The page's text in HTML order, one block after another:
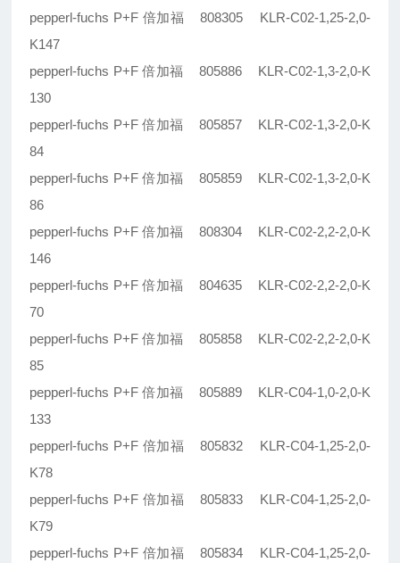
pepperl-fuchs P+F 倍加福 808305 KLR-C02-1,25-2,0-
K147
pepperl-fuchs P+F 倍加福 805886 KLR-C02-1,3-2,0-K
130
pepperl-fuchs P+F 倍加福 805857 KLR-C02-1,3-2,0-K
84
pepperl-fuchs P+F 倍加福 805859 KLR-C02-1,3-2,0-K
86
pepperl-fuchs P+F 倍加福 808304 KLR-C02-2,2-2,0-K
146
pepperl-fuchs P+F 倍加福 804635 KLR-C02-2,2-2,0-K
70
pepperl-fuchs P+F 倍加福 805858 KLR-C02-2,2-2,0-K
85
pepperl-fuchs P+F 倍加福 805889 KLR-C04-1,0-2,0-K
133
pepperl-fuchs P+F 倍加福 805832 KLR-C04-1,25-2,0-
K78
pepperl-fuchs P+F 倍加福 805833 KLR-C04-1,25-2,0-
K79
pepperl-fuchs P+F 倍加福 805834 KLR-C04-1,25-2,0-